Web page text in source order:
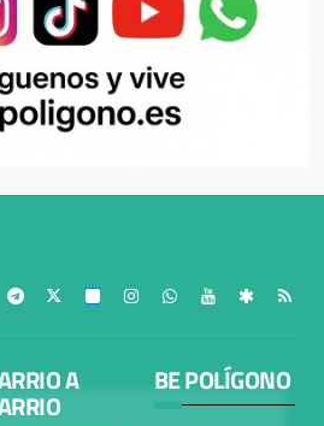
A BE POLÍGONO